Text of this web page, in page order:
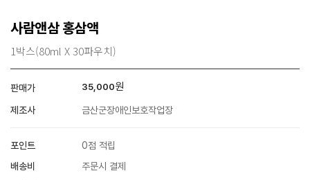
사람앤삼 홍삼액
1박스(80ml X 30파우치)
판매가 35,000원
제조사 금산군장애인보호작업장
포인트
0점 적립
배송비
주문시 결제